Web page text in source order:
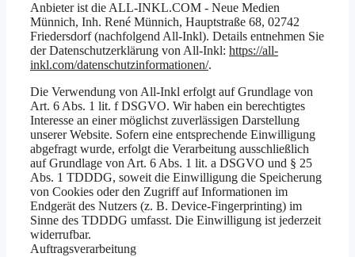
Anbieter ist die ALL-INKL.COM - Neue Medien
Münnich, Inh. René Münnich, Hauptstraße 68, 02742
Friedersdorf (nachfolgend All-Inkl). Details entnehmen Sie
der Datenschutzerklärung von All-Inkl: https://all-
inkl.com/datenschutzinformationen/.
Die Verwendung von All-Inkl erfolgt auf Grundlage von
Art. 6 Abs. 1 lit. f DSGVO. Wir haben ein berechtigtes
Interesse an einer möglichst zuverlässigen Darstellung
unserer Website. Sofern eine entsprechende Einwilligung
abgefragt wurde, erfolgt die Verarbeitung ausschließlich
auf Grundlage von Art. 6 Abs. 1 lit. a DSGVO und § 25
Abs. 1 TDDDG, soweit die Einwilligung die Speicherung
von Cookies oder den Zugriff auf Informationen im
Endgerät des Nutzers (z. B. Device-Fingerprinting) im
Sinne des TDDDG umfasst. Die Einwilligung ist jederzeit
widerrufbar.
Auftragsverarbeitung